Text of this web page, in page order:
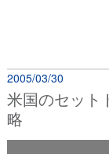
2005/03/30
米国のセット
略